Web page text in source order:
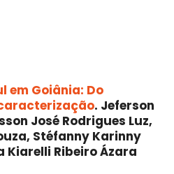
em Goiânia: Do
. Jeferson
José Rodrigues Luz,
Stéfanny Karinny
Kiarelli Ribeiro Ázara